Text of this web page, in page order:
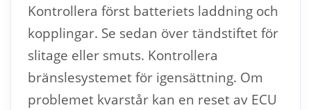
Kontrollera först batteriets laddning och
kopplingar. Se sedan över tändstiftet för
slitage eller smuts. Kontrollera
bränslesystemet för igensättning. Om
problemet kvarstår kan en reset av ECU